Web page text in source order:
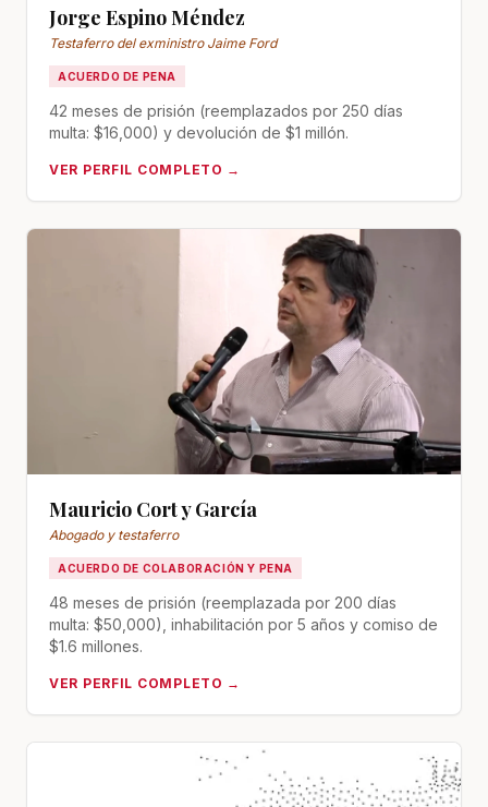
Jorge Espino Méndez
Testaferro del exministro Jaime Ford
ACUERDO DE PENA
42 meses de prisión (reemplazados por 250 días
multa: $16,000) y devolución de $1 millón.
VER PERFIL COMPLETO →
Mauricio Cort y García
Abogado y testaferro
ACUERDO DE COLABORACIÓN Y PENA
48 meses de prisión (reemplazada por 200 días
multa: $50,000), inhabilitación por 5 años y comiso de
$1.6 millones.
VER PERFIL COMPLETO →